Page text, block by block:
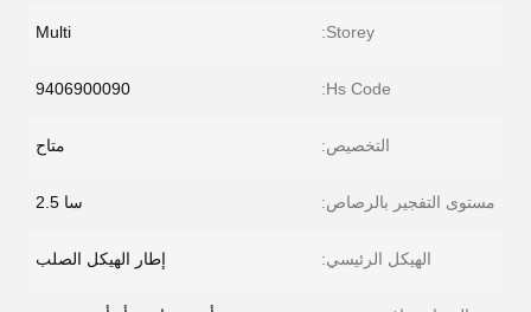
Storey:
Multi
Hs Code:
9406900090
التخصيص: متاح
مستوى التفجير بالرصاص: سا 2.5
الهيكل الرئيسي: إطار الهيكل الصلب